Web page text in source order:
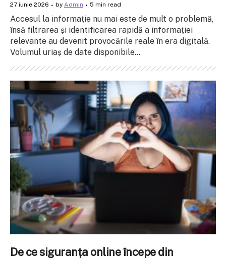
27 iunie 2026 by Admin 5 min read
Accesul la informație nu mai este de mult o problemă,
însă filtrarea și identificarea rapidă a informației
relevante au devenit provocările reale în era digitală.
Volumul uriaș de date disponibile...
De ce siguranța online începe din